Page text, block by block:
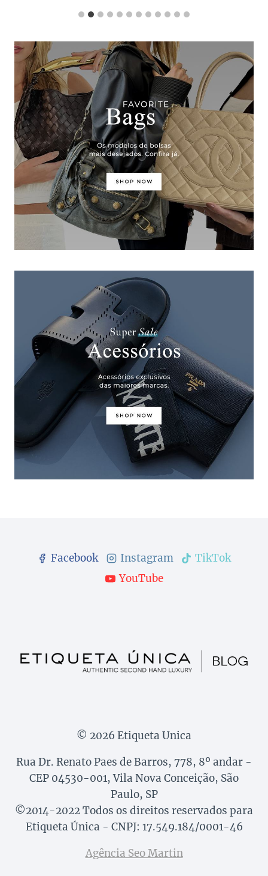
Facebook Instagram
TikTok
YouTube
© 2026 Etiqueta Unica
Rua Dr. Renato Paes de Barros, 778, 8º andar -
CEP 04530-001, Vila Nova Conceição, São
Paulo, SP
©2014-2022 Todos os direitos reservados para
Etiqueta Única - CNPJ: 17.549.184/0001-46
Agência Seo Martin